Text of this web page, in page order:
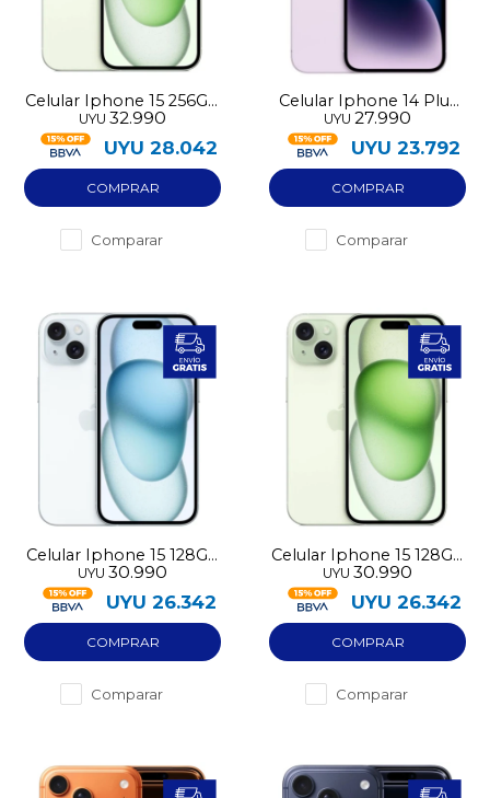
Celular Iphone 15 256GB
pre-utilizado
UYU 32.990
UYU 28.042
Comparar
Celular Iphone 14 Plus
128GB pre-utilizado
UYU 27.990
UYU 23.792
Comparar
Celular Iphone 15 128GB
pre-utilizado
UYU 30.990
UYU 26.342
Comparar
Celular Iphone 15 128GB
pre-utilizado
UYU 30.990
UYU 26.342
Comparar